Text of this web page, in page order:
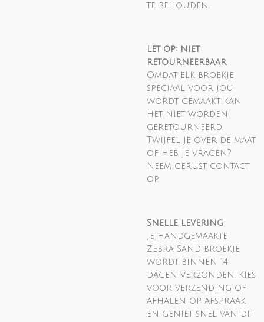
te behouden.
Let op: niet
retourneerbaar
Omdat elk broekje
speciaal voor jou
wordt gemaakt, kan
het niet worden
geretourneerd.
Twijfel je over de maat
of heb je vragen?
Neem gerust contact
op.
Snelle levering
Je handgemaakte
Zebra Sand broekje
wordt binnen 14
dagen verzonden. Kies
voor verzending of
afhalen op afspraak
en geniet snel van dit